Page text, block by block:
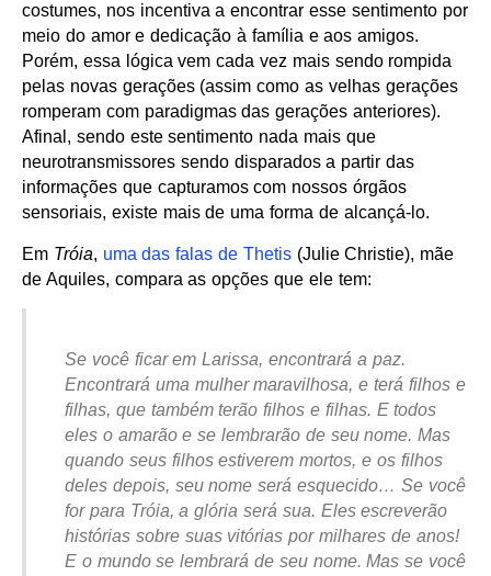
costumes, nos incentiva a encontrar esse sentimento por
meio do amor e dedicação à família e aos amigos.
Porém, essa lógica vem cada vez mais sendo rompida
pelas novas gerações (assim como as velhas gerações
romperam com paradigmas das gerações anteriores).
Afinal, sendo este sentimento nada mais que
neurotransmissores sendo disparados a partir das
informações que capturamos com nossos órgãos
sensoriais, existe mais de uma forma de alcançá-lo.
Em Tróia, uma das falas de Thetis(Julie Christie), mãe
de Aquiles, compara as opções que ele tem:
Se você ficar em Larissa, encontrará a paz.
Encontrará uma mulher maravilhosa, e terá filhos e
filhas, que também terão filhos e filhas. E todos
eles o amarão e se lembrarão de seu nome. Mas
quando seus filhos estiverem mortos, e os filhos
deles depois, seu nome será esquecido… Se você
for para Tróia, a glória será sua. Eles escreverão
histórias sobre suas vitórias por milhares de anos!
E o mundo se lembrará de seu nome. Mas se você